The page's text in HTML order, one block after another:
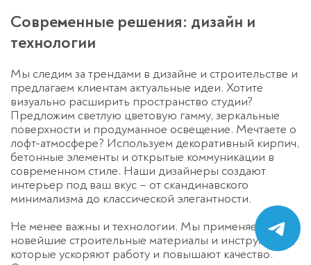
Современные решения: дизайн и
технологии
Мы следим за трендами в дизайне и строительстве и
предлагаем клиентам актуальные идеи. Хотите
визуально расширить пространство студии?
Предложим светлую цветовую гамму, зеркальные
поверхности и продуманное освещение. Мечтаете о
лофт-атмосфере? Используем декоративный кирпич,
бетонные элементы и открытые коммуникации в
современном стиле. Наши дизайнеры создают
интерьер под ваш вкус – от скандинавского
минимализма до классической элегантности.
Не менее важны и технологии. Мы применяем
новейшие строительные материалы и инструменты,
которые ускоряют работу и повышают качество.